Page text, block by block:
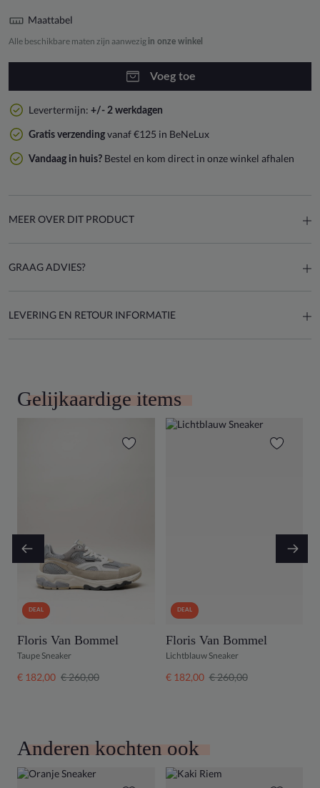
Maattabel
Alle beschikbare maten zijn aanwezig in onze winkel
Voeg toe
Levertermijn: +/- 2 werkdagen
Gratis verzending vanaf €125 in BeNeLux
Vandaag in huis? Bestel en kom direct in onze winkel afhalen
MEER OVER DIT PRODUCT
GRAAG ADVIES?
LEVERING EN RETOUR INFORMATIE
Gelijkaardige items
DEAL
Floris Van Bommel
Taupe Sneaker
€ 182,00 € 260,00
DEAL
Floris Van Bommel
Lichtblauw Sneaker
€ 182,00 € 260,00
Anderen kochten ook